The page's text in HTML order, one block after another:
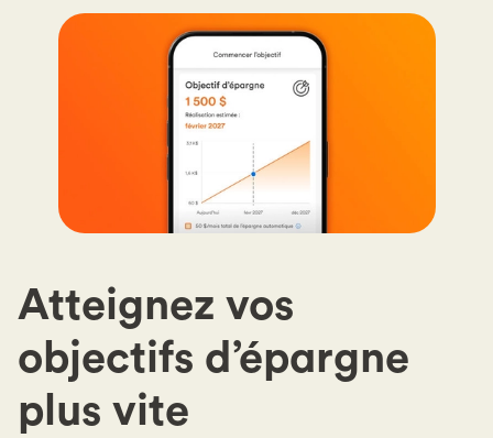
CPG
de
d’intérêt
annualisé
%
vous
donnerait
67,81
Atteignez vos
objectifs d’épargne
plus vite